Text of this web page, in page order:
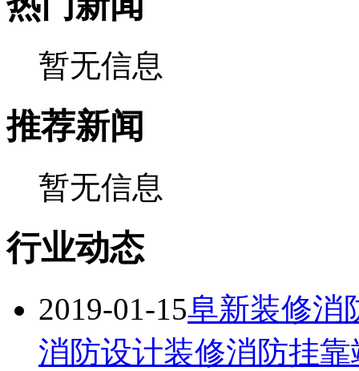
暂无信息
推荐新闻
暂无信息
行业动态
2019-01-15阜新装修消
消防设计装修消防挂靠